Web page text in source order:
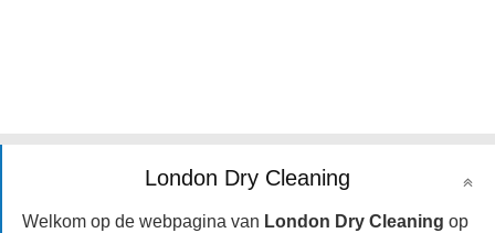
London Dry Cleaning
Welkom op de webpagina van London Dry Cleaning op